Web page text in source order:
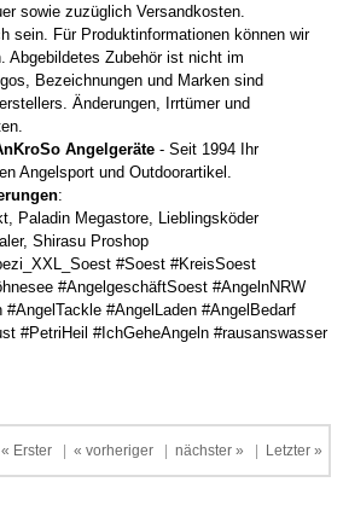
sowie zuzüglich Versandkosten.
sein. Für Produktinformationen können wir
Abgebildetes Zubehör ist nicht im
Bezeichnungen und Marken sind
Änderungen, Irrtümer und
Angelgeräte - Seit 1994 Ihr
Angelsport und Outdoorartikel.
:
Paladin Megastore, Lieblingsköder
Shirasu Proshop
#Soest #KreisSoest
#AngelgeschäftSoest #AngelnNRW
#AngelTackle #AngelLaden #AngelBedarf
#PetriHeil #IchGeheAngeln #rausanswasser
« Erster « vorheriger nächster » Letzter »